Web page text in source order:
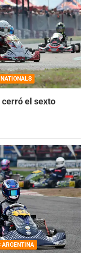
cerró el sexto
ARGENTINA